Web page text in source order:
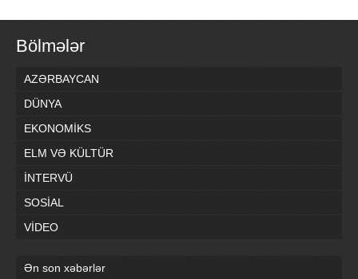
Bölmələr
AZƏRBAYCAN
DÜNYA
EKONOMİKS
ELM VƏ KÜLTÜR
İNTERVÜ
SOSİAL
VİDEO
Ən son xəbərlər